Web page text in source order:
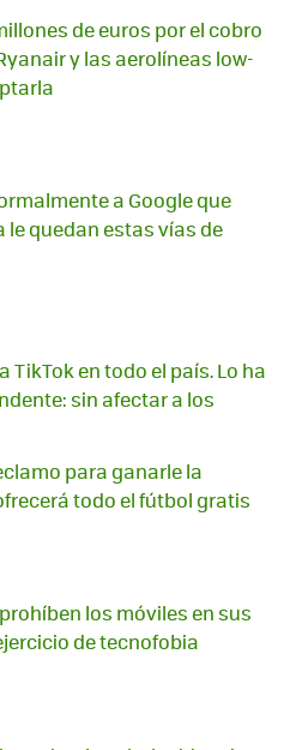
de euros por el cobro
y las aerolíneas low-
a Google que
le quedan estas vías de
TikTok en todo el país. Lo ha
sin afectar a los
para ganarle la
todo el fútbol gratis
los móviles en sus
de tecnofobia